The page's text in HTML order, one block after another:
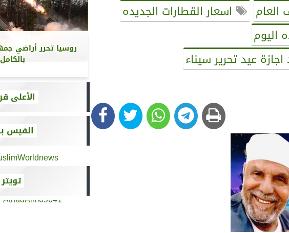
العام
اسعار القطارات الجديده
اليوم
عيد تحرير سيناء
روسيا تحرر أراضي
بالكامل
الأعلى
الفيس
تويتر
AthadAlm69641